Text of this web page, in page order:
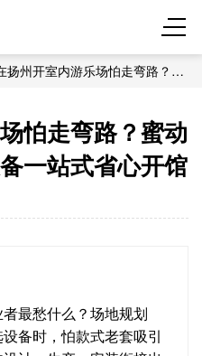
扬州开室内游乐场怕走弯路？蜜
怕走弯路？蜜动
一站式省心开馆
最愁什么？场地规划
备时，怕款式老套吸引